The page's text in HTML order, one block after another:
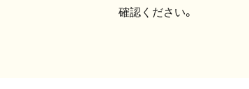
確認ください。